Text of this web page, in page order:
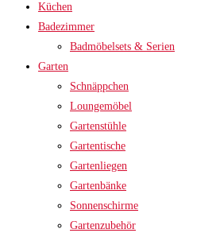
Küchen
Badezimmer
Badmöbelsets & Serien
Garten
Schnäppchen
Loungemöbel
Gartenstühle
Gartentische
Gartenliegen
Gartenbänke
Sonnenschirme
Gartenzubehör